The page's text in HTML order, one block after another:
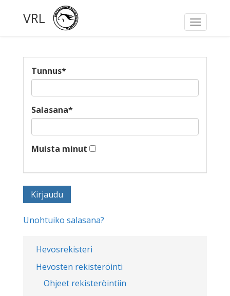
Toggle
VRL
Hevosrekisteri
Hevosten rekisteröinti
Ohjeet rekisteröintiin
Tunnus*
Salasana*
Muista minut
Unohtuiko salasana?